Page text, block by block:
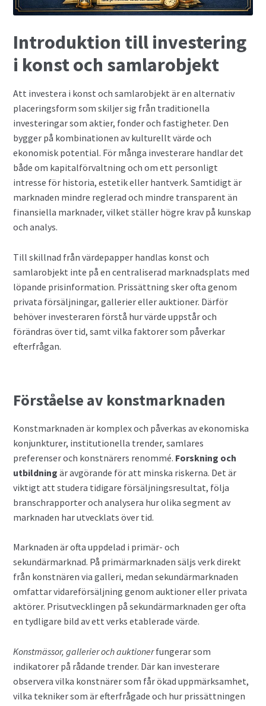
Introduktion till investering
i konst och samlarobjekt
Att investera i konst och samlarobjekt är en alternativ
placeringsform som skiljer sig från traditionella
investeringar som aktier, fonder och fastigheter. Den
bygger på kombinationen av kulturellt värde och
ekonomisk potential. För många investerare handlar det
både om kapitalförvaltning och om ett personligt
intresse för historia, estetik eller hantverk. Samtidigt är
marknaden mindre reglerad och mindre transparent än
finansiella marknader, vilket ställer högre krav på kunskap
och analys.
Till skillnad från värdepapper handlas konst och
samlarobjekt inte på en centraliserad marknadsplats med
löpande prisinformation. Prissättning sker ofta genom
privata försäljningar, gallerier eller auktioner. Därför
behöver investeraren förstå hur värde uppstår och
förändras över tid, samt vilka faktorer som påverkar
efterfrågan.
Förståelse av konstmarknaden
Konstmarknaden är komplex och påverkas av ekonomiska
konjunkturer, institutionella trender, samlares
preferenser och konstnärers renommé. Forskning och
utbildning är avgörande för att minska riskerna. Det är
viktigt att studera tidigare försäljningsresultat, följa
branschrapporter och analysera hur olika segment av
marknaden har utvecklats över tid.
Marknaden är ofta uppdelad i primär- och
sekundärmarknad. På primärmarknaden säljs verk direkt
från konstnären via galleri, medan sekundärmarknaden
omfattar vidareförsäljning genom auktioner eller privata
aktörer. Prisutvecklingen på sekundärmarknaden ger ofta
en tydligare bild av ett verks etablerade värde.
Konstmässor, gallerier och auktionerfungerar som
indikatorer på rådande trender. Där kan investerare
observera vilka konstnärer som får ökad uppmärksamhet,
vilka tekniker som är efterfrågade och hur prissättningen